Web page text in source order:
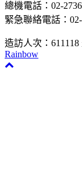
總機電話：02-
緊急聯絡電話：02-
造訪人次：611118
Rainbow